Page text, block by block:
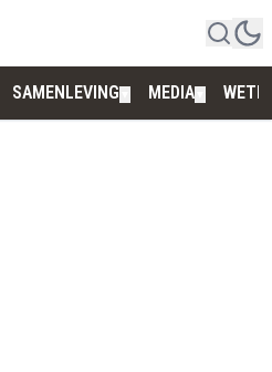
SAMENLEVING MEDIA